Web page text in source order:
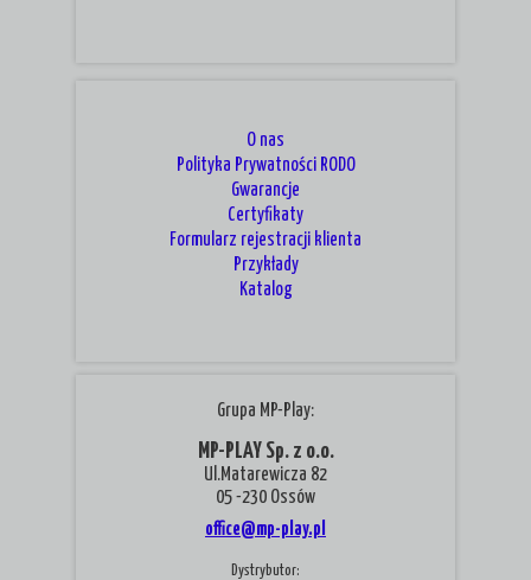
O nas
Polityka Prywatności RODO
Gwarancje
Certyfikaty
Formularz rejestracji klienta
Przykłady
Katalog
Grupa MP-Play:
MP-PLAY Sp. z o.o.
Ul.Matarewicza 82
05 -230 Ossów
office@mp-play.pl
Dystrybutor: